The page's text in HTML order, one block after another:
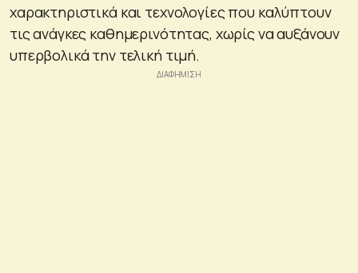
χαρακτηριστικά και τεχνολογίες που καλύπτουν
τις ανάγκες καθημερινότητας, χωρίς να αυξάνουν
υπερβολικά την τελική τιμή.